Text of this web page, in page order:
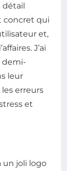
détail
concret qui
et,
J’ai
demi-
leur
erreurs
et
un joli logo